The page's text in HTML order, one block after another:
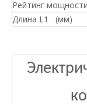
Рейтинг
Длина L1 (мм)